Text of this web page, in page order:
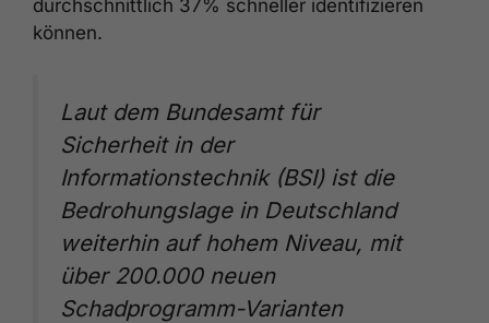
durchschnittlich 37% schneller identifizieren
können.
Laut dem Bundesamt für
Sicherheit in der
Informationstechnik (BSI) ist die
Bedrohungslage in Deutschland
weiterhin auf hohem Niveau, mit
über 200.000 neuen
Schadprogramm-Varianten